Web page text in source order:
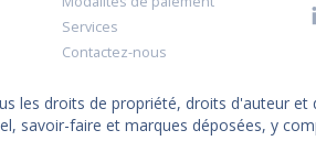
Services
Contactez-nous
les droits de propriété, droits d'auteur
savoir-faire et marques déposées, y